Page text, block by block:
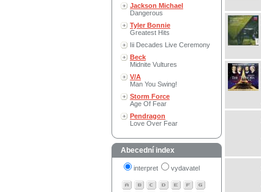
Jackson Michael
Dangerous
Tyler Bonnie
Greatest Hits
Iii Decades Live Ceremony
Beck
Midnite Vultures
V/A
Man You Swing!
Storm Force
Age Of Fear
Pendragon
Love Over Fear
Abecední index
interpret vydavatel